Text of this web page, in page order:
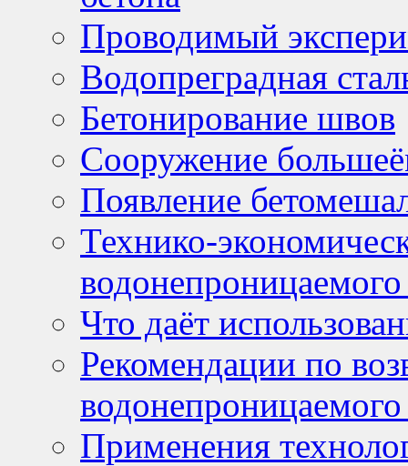
Проводимый
Водопреградная
Бетонирование швов
Сооружение
Появление
Технико-
водонепроницаемого
Что даёт
Рекомендации по
водонепроницаемого
Применения